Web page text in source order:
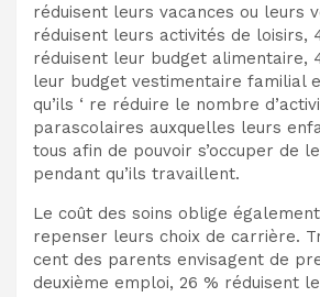
réduisent leurs vacances ou leurs
réduisent leurs activités de loisirs,
réduisent leur budget alimentaire,
leur budget vestimentaire familial
qu’ils ‘ re réduire le nombre
parascolaires auxquelles leurs
tous afin de pouvoir s’occuper de
pendant qu’ils travaillent.
Le coût des soins oblige
repenser leurs choix de carrière.
cent des parents envisagent de
deuxième emploi, 26 % réduisent